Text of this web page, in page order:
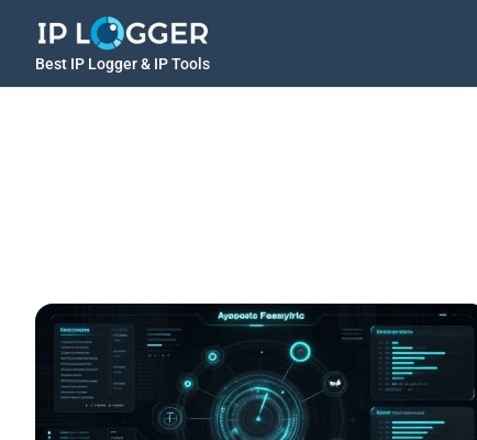
Best IP Logger & IP Tools